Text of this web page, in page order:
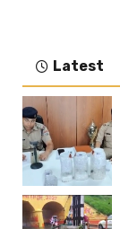
Latest